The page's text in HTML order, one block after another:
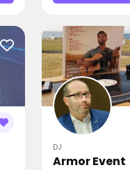
DJ
Armor Event